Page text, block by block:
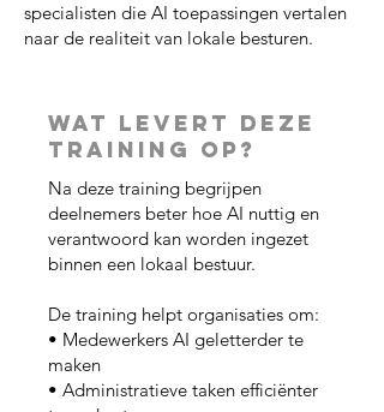
specialisten die AI toepassingen vertalen
naar de realiteit van lokale besturen.
Wat levert deze
training op?
Na deze training begrijpen
deelnemers beter hoe AI nuttig en
verantwoord kan worden ingezet
binnen een lokaal bestuur.
De training helpt organisaties om:
• Medewerkers AI geletterder te
maken
• Administratieve taken efficiënter